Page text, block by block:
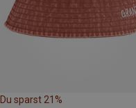
Du sparst 21%